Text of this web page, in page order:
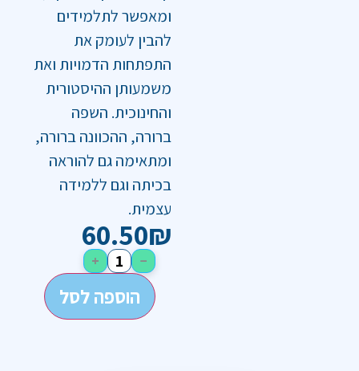
ומאפשר לתלמידים
להבין לעומק את
התפתחות הדמויות ואת
משמעותן ההיסטורית
והחינוכית. השפה
ברורה, ההכוונה ברורה,
ומתאימה גם להוראה
בכיתה וגם ללמידה
עצמית.
60.50₪
−
+
הוספה לסל